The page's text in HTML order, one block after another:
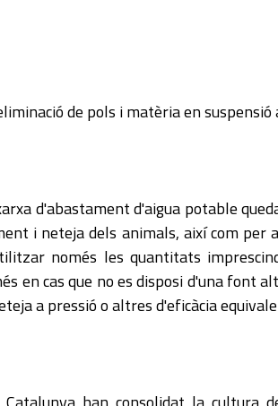
de pols i matèria en suspensió
d'abastament d'aigua potable
i neteja dels animals, així com per
només les quantitats
en cas que no es disposi d'una font
a pressió o altres d'eficàcia